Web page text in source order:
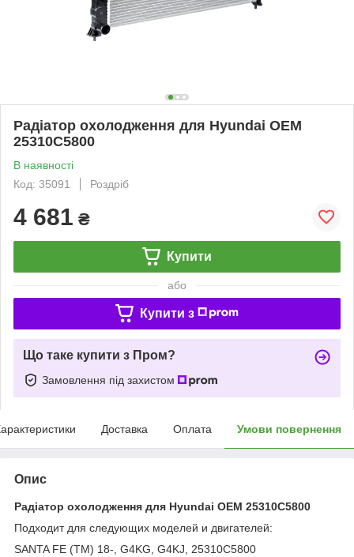
Радіатор охолодження для Hyundai OEM
25310C5800
В наявності
Код: 35091
Роздріб
4 681 ₴
Купити
або
Купити з
Що таке купити з Пром?
Замовлення під захистом
Доставка Оплата Умови повернення
Опис
Радіатор охолодження для Hyundai OEM 25310C5800
Подходит для следующих моделей и двигателей:
SANTA FE (TM) 18-, G4KG, G4KJ, 25310C5800